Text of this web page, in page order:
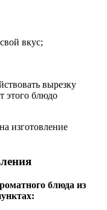
вкус;
вырезку
этого блюдо
изготовление
блюда из